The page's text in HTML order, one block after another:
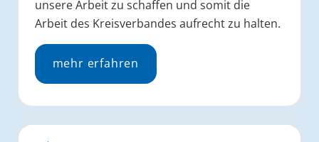
unsere Arbeit zu schaffen und somit die
Arbeit des Kreisverbandes aufrecht zu halten.
mehr erfahren